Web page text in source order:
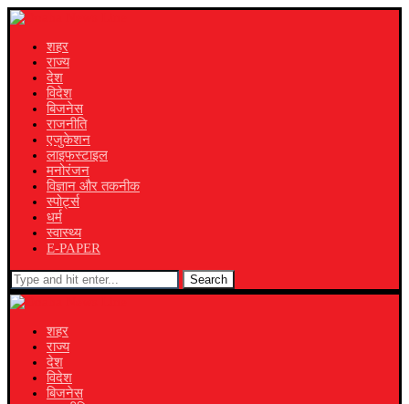
शहर
राज्य
देश
विदेश
बिजनेस
राजनीति
एजुकेशन
लाइफस्टाइल
मनोरंजन
विज्ञान और तकनीक
स्पोर्ट्स
धर्म
स्वास्थ्य
E-PAPER
Search
शहर
राज्य
देश
विदेश
बिजनेस